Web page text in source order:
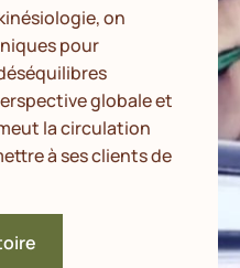
on
pour
globale et
la circulation
à ses clients de